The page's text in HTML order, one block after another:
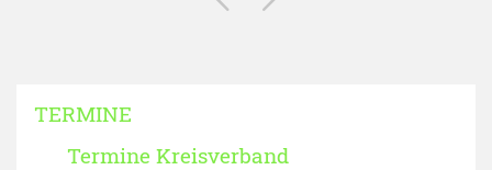
TERMINE
Termine Kreisverband